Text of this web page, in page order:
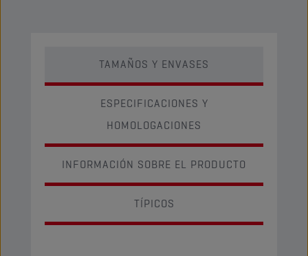
TAMAÑOS Y ENVASES
ESPECIFICACIONES Y
HOMOLOGACIONES
INFORMACIÓN SOBRE EL PRODUCTO
TÍPICOS